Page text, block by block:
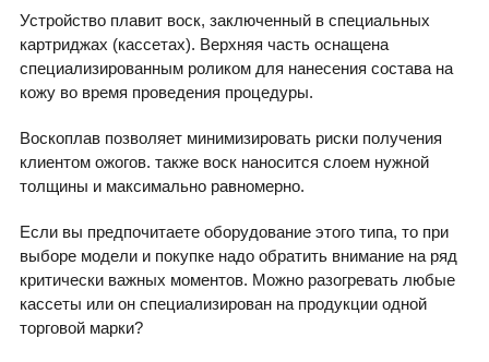
Устройство плавит воск, заключенный в специальных
картриджах (кассетах). Верхняя часть оснащена
специализированным роликом для нанесения состава на
кожу во время проведения процедуры.
Воскоплав позволяет минимизировать риски получения
клиентом ожогов. также воск наносится слоем нужной
толщины и максимально равномерно.
Если вы предпочитаете оборудование этого типа, то при
выборе модели и покупке надо обратить внимание на ряд
критически важных моментов. Можно разогревать любые
кассеты или он специализирован на продукции одной
торговой марки?